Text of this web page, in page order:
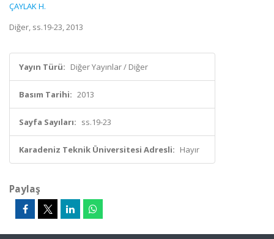
ÇAYLAK H.
Diğer, ss.19-23, 2013
Yayın Türü: Diğer Yayınlar / Diğer
Basım Tarihi: 2013
Sayfa Sayıları: ss.19-23
Karadeniz Teknik Üniversitesi Adresli: Hayır
Paylaş